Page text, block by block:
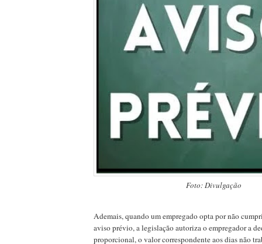
Foto: Divulgação
Ademais, quando um empregado opta por não
aviso prévio, a legislação autoriza o empregador a
proporcional, o valor correspondente aos dias não